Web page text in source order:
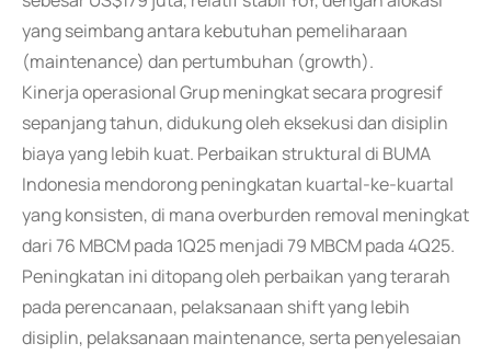
yang seimbang antara kebutuhan pemeliharaan
(maintenance) dan pertumbuhan (growth).
Kinerja operasional Grup meningkat secara progresif
sepanjang tahun, didukung oleh eksekusi dan disiplin
biaya yang lebih kuat. Perbaikan struktural di BUMA
Indonesia mendorong peningkatan kuartal-ke-kuartal
yang konsisten, di mana overburden removal meningkat
dari 76 MBCM pada 1Q25 menjadi 79 MBCM pada 4Q25.
Peningkatan ini ditopang oleh perbaikan yang terarah
pada perencanaan, pelaksanaan shift yang lebih
disiplin, pelaksanaan maintenance, serta penyelesaian